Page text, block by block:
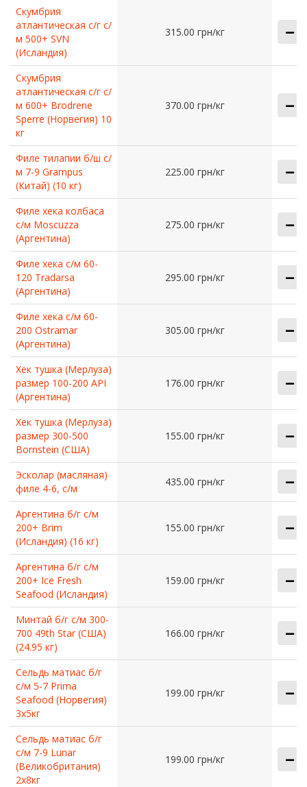
Скумбрия
атлантическая с/г с/
м 500+ SVN
(Исландия)
315.00 грн/кг
Скумбрия
атлантическая с/г с/
м 600+ Brodrene
Sperre (Норвегия) 10
кг
370.00 грн/кг
Филе тилапии б/ш с/
м 7-9 Grampus
(Китай) (10 кг)
225.00 грн/кг
Филе хека колбаса
с/м Moscuzza
(Аргентина)
275.00 грн/кг
Филе хека с/м 60-
120 Tradarsa
(Аргентина)
295.00 грн/кг
Филе хека с/м 60-
200 Ostramar
(Аргентина)
305.00 грн/кг
Хек тушка (Мерлуза)
размер 100-200 API
(Аргентина)
176.00 грн/кг
Хек тушка (Мерлуза)
размер 300-500
Bornstein (США)
155.00 грн/кг
Эсколар (масляная)
филе 4-6, с/м
435.00 грн/кг
Аргентина б/г с/м
200+ Brim
(Исландия) (16 кг)
155.00 грн/кг
Аргентина б/г с/м
200+ Ice Fresh
Seafood (Исландия)
159.00 грн/кг
Минтай б/г с/м 300-
700 49th Star (США)
(24.95 кг)
166.00 грн/кг
Сельдь матиас б/г
с/м 5-7 Prima
Seafood (Норвегия)
3х5кг
199.00 грн/кг
Сельдь матиас б/г
с/м 7-9 Lunar
(Великобритания)
2х8кг
199.00 грн/кг